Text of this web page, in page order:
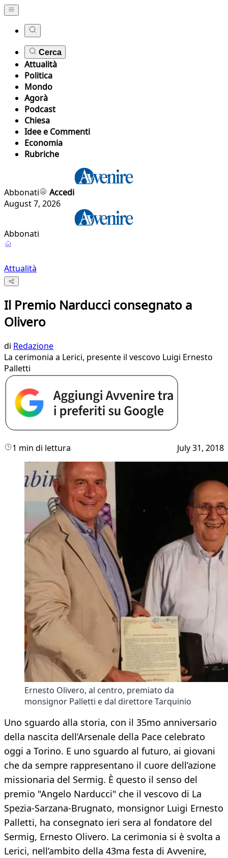
Cerca
Attualità
Politica
Mondo
Agorà
Podcast
Chiesa
Idee e Commenti
Economia
Rubriche
Abbonati
Accedi
August 7, 2026
Abbonati
Attualità
Il Premio Narducci consegnato a
Olivero
di Redazione
La cerimonia a Lerici, presente il vescovo Luigi Ernesto
Palletti
1 min di lettura July 31, 2018
Ernesto Olivero, al centro, premiato da
monsignor Palletti e dal direttore Tarquinio
Uno sguardo alla storia, con il 35mo anniversario
della nascita dell’Arsenale della Pace celebrato
oggi a Torino. E uno sguardo al futuro, ai giovani
che da sempre rappresentano il cuore dell’azione
missionaria del Sermig. È questo il senso del
premio "Angelo Narducci" che il vescovo di La
Spezia-Sarzana-Brugnato, monsignor Luigi Ernesto
Palletti, ha consegnato ieri sera al fondatore del
Sermig, Ernesto Olivero. La cerimonia si è svolta a
Lerici, nell’ambito della 43ma festa di Avvenire,